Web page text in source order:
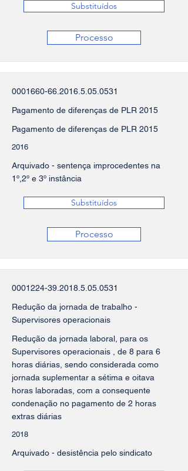
Substituídos
Processo
0001660-66.2016.5.05 .0531
Pagamento de diferenças de PLR 2015
Pagamento de diferenças de PLR 2015
2016
Arquivado - sentença improcedentes na
1º,2º e 3º instância
Substituídos
Processo
0001224-39.2018.5.05 .0531
Redução da jornada de trabalho -
Supervisores operacionais
Redução da jornada laboral, para os
Supervisores operacionais , de 8 para 6
horas diárias, sendo considerada como
jornada suplementar a sétima e oitava
horas laboradas, com a consequente
condenação no pagamento de 2 horas
extras diárias
2018
Arquivado - desistência pelo sindicato